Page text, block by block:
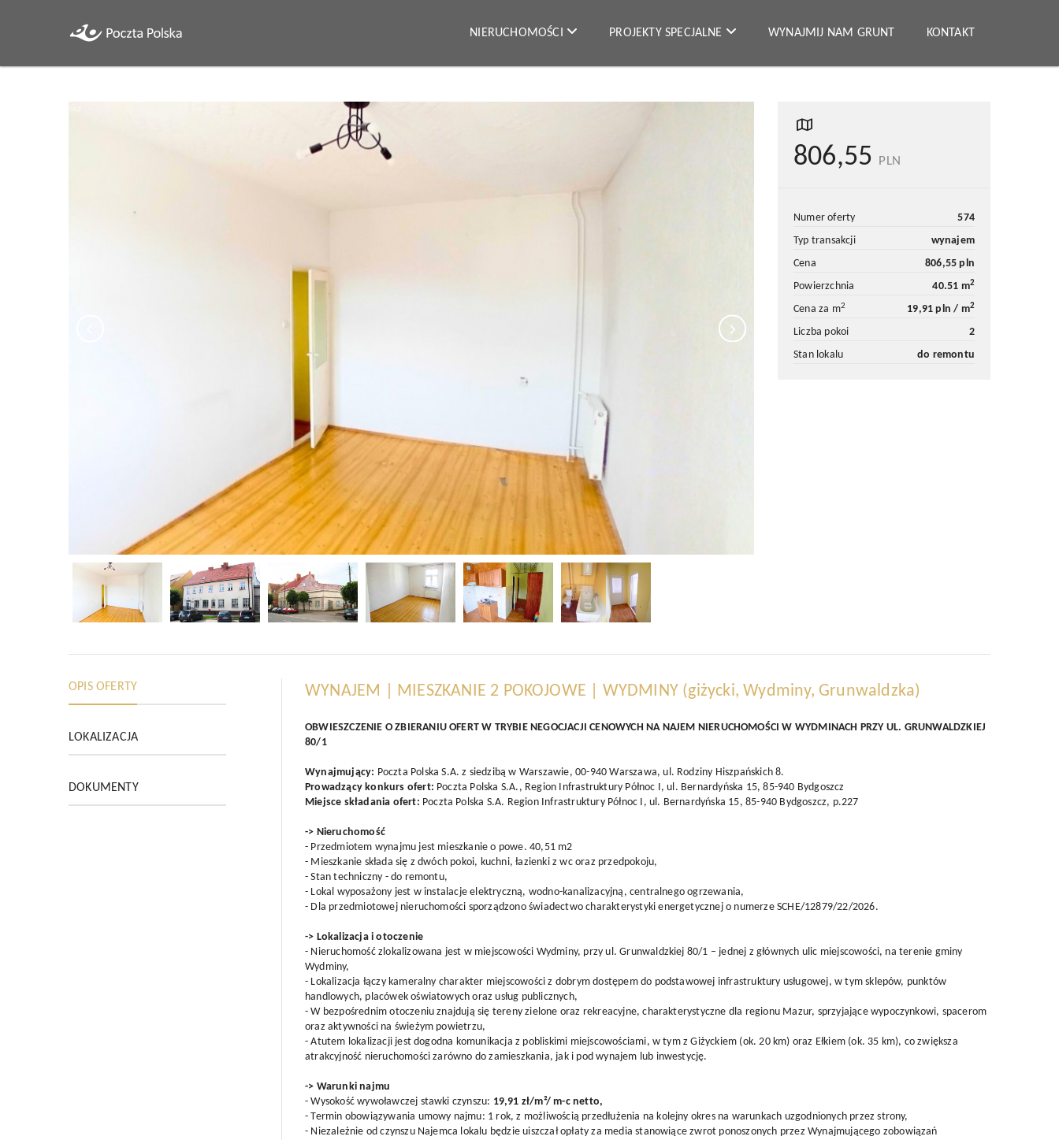
NIERUCHOMOŚCI PROJEKTY SPECJALNE WYNAJMIJ NAM GRUNT KONTAKT
806,55 PLN
numer oferty
574
typ transakcji
wynajem
cena
806,55 pln
powierzchnia
40.51 m2
cena za m2 19,91 pln / m2
liczba pokoi
2
stan lokalu
do remontu
OPIS OFERTY
LOKALIZACJA
DOKUMENTY
WYNAJEM | MIESZKANIE 2 POKOJOWE | WYDMINY (giżycki, Wydminy, Grunwaldzka)
OBWIESZCZENIE O ZBIERANIU OFERT W TRYBIE NEGOCJACJI CENOWYCH NA NAJEM NIERUCHOMOŚCI W WYDMINACH PRZY UL. GRUNWALDZKIEJ
80/1
Wynajmujący: Poczta Polska S.A. z siedzibą w Warszawie, 00-940 Warszawa, ul. Rodziny Hiszpańskich 8.
Prowadzący konkurs ofert: Poczta Polska S.A., Region Infrastruktury Północ I, ul. Bernardyńska 15, 85-940 Bydgoszcz
Miejsce składania ofert: Poczta Polska S.A. Region Infrastruktury Północ I, ul. Bernardyńska 15, 85-940 Bydgoszcz, p.227
-> Nieruchomość
- Przedmiotem wynajmu jest mieszkanie o powe. 40,51 m2
- Mieszkanie składa się z dwóch pokoi, kuchni, łazienki z wc oraz przedpokoju,
- Stan techniczny - do remontu,
- Lokal wyposażony jest w instalacje elektryczną, wodno-kanalizacyjną, centralnego ogrzewania,
- Dla przedmiotowej nieruchomości sporządzono świadectwo charakterystyki energetycznej o numerze SCHE/12879/22/2026.
-> Lokalizacja i otoczenie
- Nieruchomość zlokalizowana jest w miejscowości Wydminy, przy ul. Grunwaldzkiej 80/1 – jednej z głównych ulic miejscowości, na terenie gminy
Wydminy,
- Lokalizacja łączy kameralny charakter miejscowości z dobrym dostępem do podstawowej infrastruktury usługowej, w tym sklepów, punktów
handlowych, placówek oświatowych oraz usług publicznych,
- W bezpośrednim otoczeniu znajdują się tereny zielone oraz rekreacyjne, charakterystyczne dla regionu Mazur, sprzyjające wypoczynkowi, spacerom
oraz aktywności na świeżym powietrzu,
- Atutem lokalizacji jest dogodna komunikacja z pobliskimi miejscowościami, w tym z Giżyckiem (ok. 20 km) oraz Ełkiem (ok. 35 km), co zwiększa
atrakcyjność nieruchomości zarówno do zamieszkania, jak i pod wynajem lub inwestycję.
-> Warunki najmu
- Wysokość wywoławczej stawki czynszu: 19,91 zł/m²/ m-c netto,
- Termin obowiązywania umowy najmu: 1 rok, z możliwością przedłużenia na kolejny okres na warunkach uzgodnionych przez strony,
- Niezależnie od czynszu Najemca lokalu będzie uiszczał opłaty za media stanowiące zwrot ponoszonych przez Wynajmującego zobowiązań